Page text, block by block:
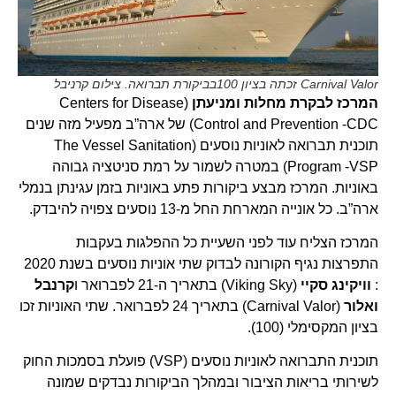
Carnival Valor זכתה בציון 100בביקורת תברואה. צילום קרניבל
המרכז לבקרת מחלות ומניעתן (Centers for Disease
Control and Prevention -CDC) של ארה”ב מפעיל מזה שנים
תוכנית תברואה לאוניות נוסעים (The Vessel Sanitation
Program -VSP) במטרה לשמור על רמת סניטציה גבוהה
באוניות. המרכז מבצע ביקורות פתע באוניות בזמן עגינתן בנמלי
ארה”ב. כל אונייה המארחת החל מ-13 נוסעים צפויה להיבדק.
המרכז הצליח עוד לפני השעיית כל ההפלגות בעקבות
התפרצות נגיף הקורונה לבדוק שתי אוניות נוסעים בשנת 2020
וויקינג סקיי(Viking Sky) בתאריך ה-21 לפברואר ו
קרנבל
ואלור
(Carnival Valor) בתאריך 24 לפברואר. שתי האוניות זכו
בציון המקסימלי (100).
תוכנית התברואה לאוניות נוסעים (VSP) פועלת בסמכות החוק
לשירותי בריאות הציבור ובמהלך הביקורות נבדקים שמונה